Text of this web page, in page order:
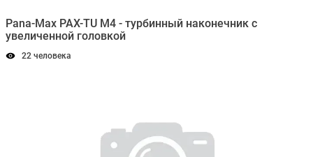
Pana-Max PAX-TU M4 - турбинный наконечник с
увеличенной головкой
22 человека